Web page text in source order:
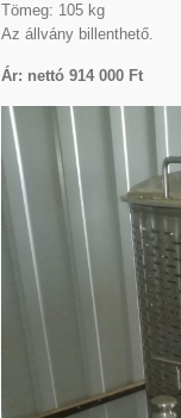
Tömeg: 105 kg
Az állvány billenthető.
Ár: nettó 914 000 Ft